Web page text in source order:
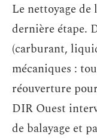
Le nettoyage de
dernière étape.
(carburant,
mécaniques :
réouverture
DIR Ouest
de balayage et